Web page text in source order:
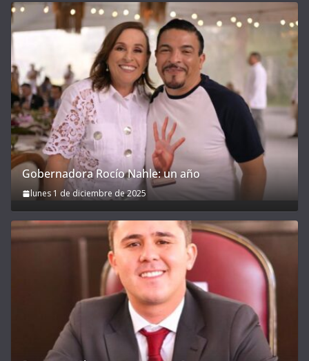
Gobernadora Rocío Nahle: un año
lunes 1 de diciembre de 2025